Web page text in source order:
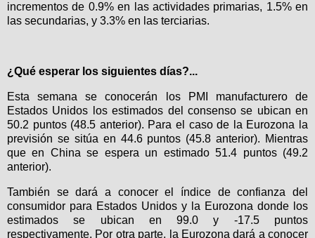
incrementos de 0.9% en las actividades primarias, 1.5% en
las secundarias, y 3.3% en las terciarias.
¿Qué esperar los siguientes días?...
Esta semana se conocerán los PMI manufacturero de
Estados Unidos los estimados del consenso se ubican en
50.2 puntos (48.5 anterior). Para el caso de la Eurozona la
previsión se sitúa en 44.6 puntos (45.8 anterior). Mientras
que en China se espera un estimado 51.4 puntos (49.2
anterior).
También se dará a conocer el índice de confianza del
consumidor para Estados Unidos y la Eurozona donde los
estimados se ubican en 99.0 y -17.5 puntos
respectivamente. Por otra parte, la Eurozona dará a conocer